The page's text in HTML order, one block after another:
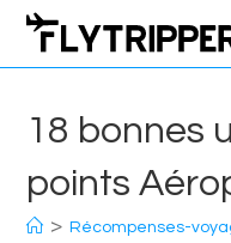
Aller
contenu
18 bonnes
points
> Récompenses-